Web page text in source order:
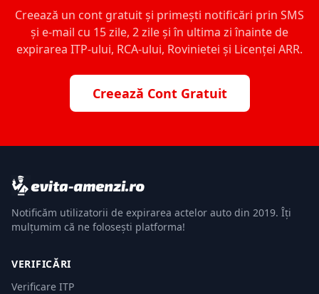
Creează un cont gratuit și primești notificări prin SMS
și e-mail cu 15 zile, 2 zile și în ultima zi înainte de
expirarea ITP-ului, RCA-ului, Rovinietei și Licenței ARR.
Creează Cont Gratuit
Notificăm utilizatorii de expirarea actelor auto din 2019. Îți
mulțumim că ne folosești platforma!
VERIFICĂRI
Verificare ITP